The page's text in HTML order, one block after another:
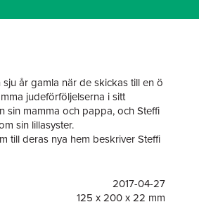
år gamla när de skickas till en ö
judeförföljelserna i sitt
sin mamma och pappa, och Steffi
sin lillasyster.
till deras nya hem beskriver Steffi
dem. En semesterort med palmer
De drömmer om ett paradis,
2017-04-27
125 x 200 x 22 mm